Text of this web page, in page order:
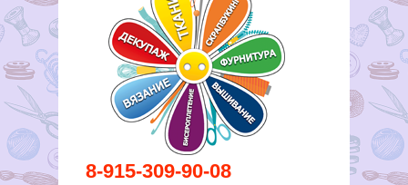
8-915-309-90-08
Вирутозы иглы. Товары для
шитья и рукоделья